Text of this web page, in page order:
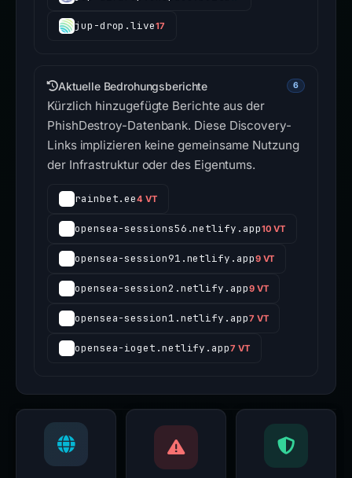
jup-drop.live17
Aktuelle Bedrohungsberichte 6
Kürzlich hinzugefügte Berichte aus der
PhishDestroy-Datenbank. Diese Discovery-
Links implizieren keine gemeinsame Nutzung
der Infrastruktur oder des Eigentums.
rainbet.ee4 VT
opensea-sessions56.netlify.app10 VT
opensea-session91.netlify.app9 VT
opensea-session2.netlify.app9 VT
opensea-session1.netlify.app7 VT
opensea-ioget.netlify.app7 VT